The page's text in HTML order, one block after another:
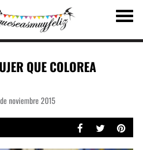
QUE COLOREA
noviembre 2015